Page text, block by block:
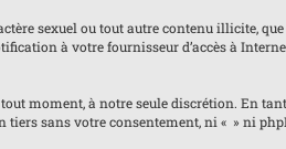
sexuel ou tout autre contenu illicite,
à votre fournisseur d’accès à Internet
moment, à notre seule discrétion. En
sans votre consentement, ni « » ni